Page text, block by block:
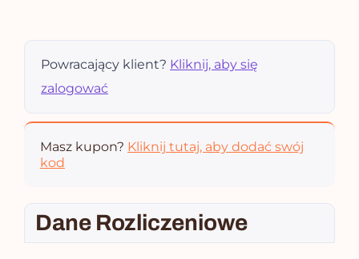
Powracający klient? Kliknij, aby się
zalogować
Masz kupon? Kliknij tutaj, aby dodać swój
kod
Dane Rozliczeniowe